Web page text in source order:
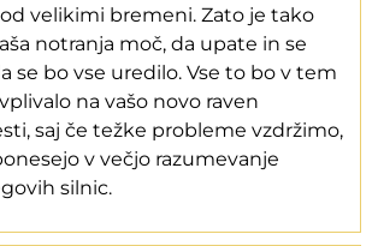
velikimi bremeni. Zato je tako
notranja moč, da upate in se
se bo vse uredilo. Vse to bo v tem
na vašo novo raven
saj če težke probleme vzdržimo,
v večjo razumevanje
silnic.